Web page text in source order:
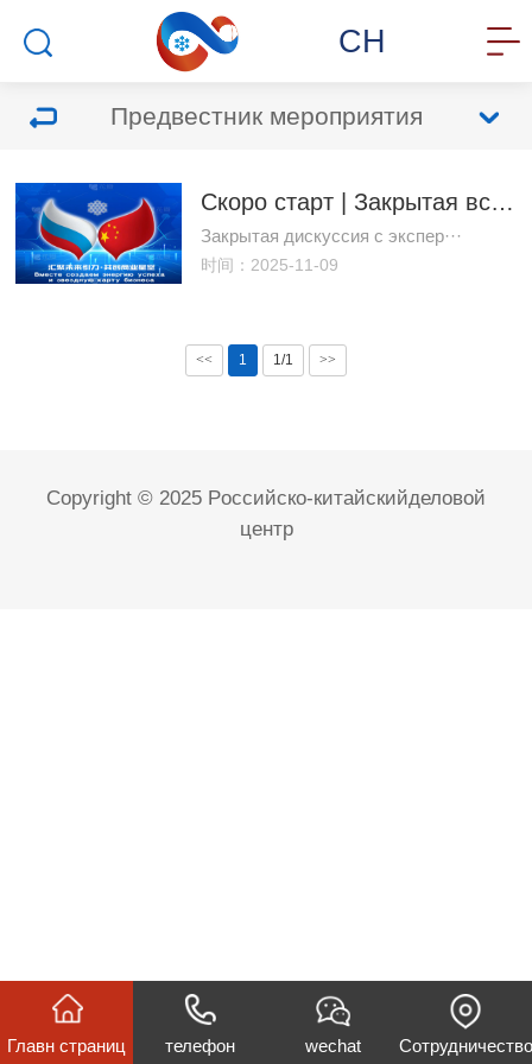
CH
Предвестник мероприятия
Скоро старт | Закрытая встреча «Ночной диалог под звездами»: Инсайды о новых возможностях российско-китайского сотрудничества в 2025 году
Закрытая дискуссия с экспер···
时间：2025-11-09
<< 1 1/1 >>
Copyright © 2025 Pоссийско-китайскийделовой
центр
Главн страниц телефон wechat
Сотрудничество